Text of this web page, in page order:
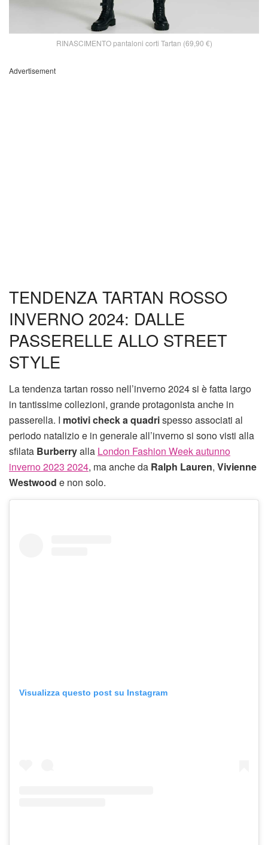
RINASCIMENTO pantaloni corti Tartan (69,90 €)
Advertisement
TENDENZA TARTAN ROSSO
INVERNO 2024: DALLE
PASSERELLE ALLO STREET
STYLE
La tendenza tartan rosso nell’inverno 2024 si è fatta largo
in tantissime collezioni, grande protagonista anche in
passerella. I motivi check a quadrispesso associati al
periodo natalizio e in generale all’inverno si sono visti alla
sfilata Burberryalla London Fashion Week autunno
inverno 2023 2024, ma anche da Ralph Lauren, Vivienne
Westwood e non solo.
Visualizza questo post su Instagram